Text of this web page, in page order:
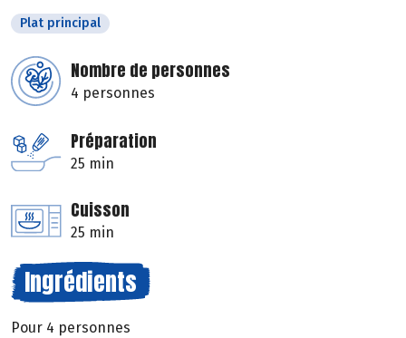
Plat principal
Nombre de personnes
4 personnes
Préparation
25 min
Cuisson
25 min
Ingrédients
Pour 4 personnes